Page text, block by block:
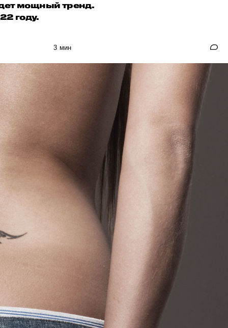
мощный тренд.
году.
3 мин